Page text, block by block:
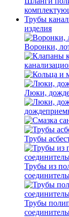
Трубы
изделия
Воронки,
Люки,
Трубы
Трубы из
Трубы